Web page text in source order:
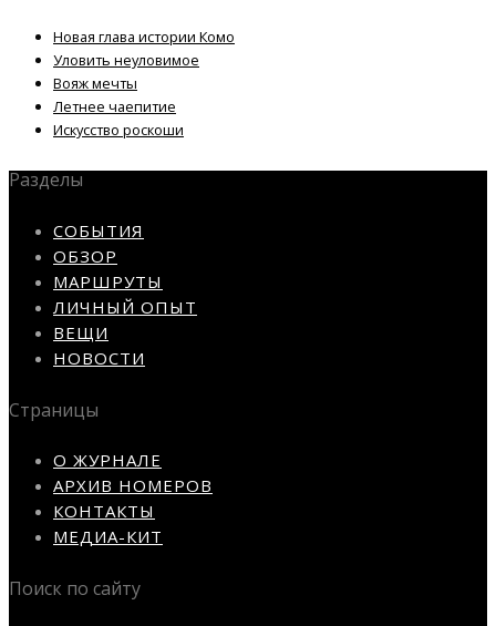
Новая глава истории Комо
Уловить неуловимое
Вояж мечты
Летнее чаепитие
Искусство роскоши
Разделы
СОБЫТИЯ
ОБЗОР
МАРШРУТЫ
ЛИЧНЫЙ ОПЫТ
ВЕЩИ
НОВОСТИ
Страницы
О ЖУРНАЛЕ
АРХИВ НОМЕРОВ
КОНТАКТЫ
МЕДИА-КИТ
Поиск по сайту